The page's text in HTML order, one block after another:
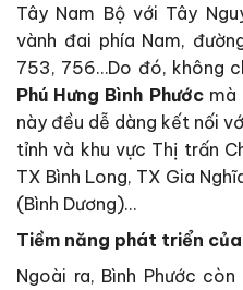
Tây Nam Bộ với Tây
vành đai phía Nam,
753, 756…Do đó, không
Phú Hưng Bình Phước mà
này đều dễ dàng kết nối
tỉnh và khu vực Thị trấn
TX Bình Long, TX Gia
(Bình Dương)…
Tiềm năng phát triển
Ngoài ra, Bình Phước